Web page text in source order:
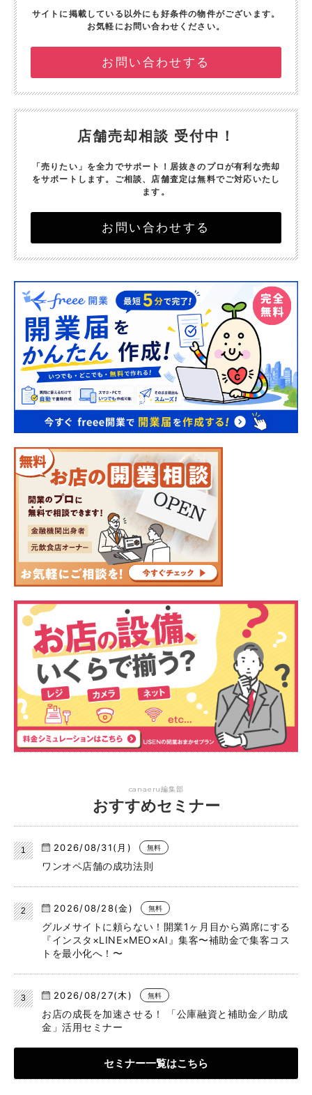
サイトに掲載している以外にも好条件の物件がございます。
お気軽にお問い合わせください。
お問い合わせする
店舗売却相談 受付中！
「売りたい」を全力でサポート！ 居抜きのプロが有利な売却
をサポートします。 ご相談、店舗査定は無料でご対応いたし
ます。
お問い合わせする
canaeru編集部
おすすめセミナー
2026/08/31(月) 無料
ワンオペ店舗の成功法則
2026/08/28(金) 無料
グルメサイトに頼らない！開業1ヶ月目から満席にする
『インスタ×LINE×MEO×AI』集客〜補助金で集客コス
トを最小化へ！〜
2026/08/27(木) 無料
お店の成長を加速させる！ 「公庫融資と補助金／助成
金」活用セミナー
セミナー一覧はこちら